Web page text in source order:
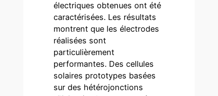
électriques obtenues ont été
caractérisées. Les résultats
montrent que les électrodes
réalisées sont
particulièrement
performantes. Des cellules
solaires prototypes basées
sur des hétérojonctions